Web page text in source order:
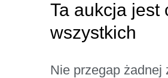
Ta aukcja jest
wszystkich
Nie przegap żadnej